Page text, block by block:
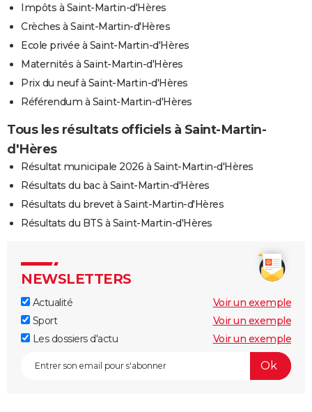
Impôts à Saint-Martin-d'Hères
Crèches à Saint-Martin-d'Hères
Ecole privée à Saint-Martin-d'Hères
Maternités à Saint-Martin-d'Hères
Prix du neuf à Saint-Martin-d'Hères
Référendum à Saint-Martin-d'Hères
Tous les résultats officiels à Saint-Martin-
d'Hères
Résultat municipale 2026 à Saint-Martin-d'Hères
Résultats du bac à Saint-Martin-d'Hères
Résultats du brevet à Saint-Martin-d'Hères
Résultats du BTS à Saint-Martin-d'Hères
NEWSLETTERS
Actualité
Voir un exemple
Sport
Voir un exemple
Les dossiers d'actu
Voir un exemple